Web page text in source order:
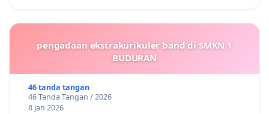
pengadaan ekstrakurikuler band di SMKN 1
BUDURAN
46 tanda tangan
46 Tanda Tangan / 2026
8 Jan 2026